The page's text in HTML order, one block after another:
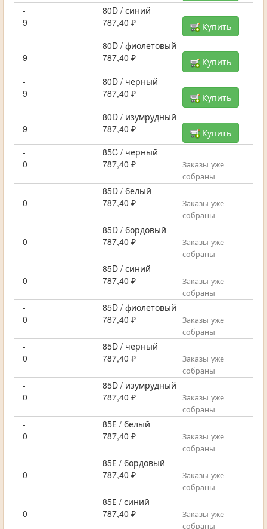
-
80D / синий
9
787,40 ₽
Купить
-
80D / фиолетовый
9
787,40 ₽
Купить
-
80D / черный
9
787,40 ₽
Купить
-
80D / изумрудный
9
787,40 ₽
Купить
-
85C / черный
0
787,40 ₽
Заказы уже
собраны
-
85D / белый
0
787,40 ₽
Заказы уже
собраны
-
85D / бордовый
0
787,40 ₽
Заказы уже
собраны
-
85D / синий
0
787,40 ₽
Заказы уже
собраны
-
85D / фиолетовый
0
787,40 ₽
Заказы уже
собраны
-
85D / черный
0
787,40 ₽
Заказы уже
собраны
-
85D / изумрудный
0
787,40 ₽
Заказы уже
собраны
-
85Е / белый
0
787,40 ₽
Заказы уже
собраны
-
85Е / бордовый
0
787,40 ₽
Заказы уже
собраны
-
85Е / синий
0
787,40 ₽
Заказы уже
собраны